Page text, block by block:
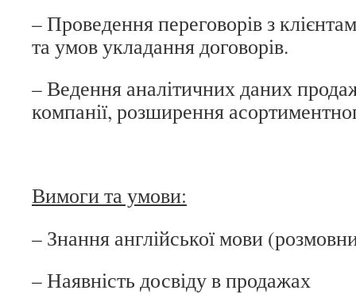
– Проведення переговорів з
та умов укладання договорів.
– Ведення аналітичних даних
компанії, розширення
Вимоги та умови:
– Знання англійської мови
– Наявність досвіду в продажах